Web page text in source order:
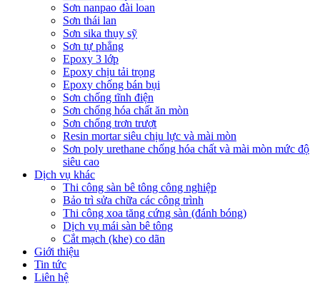
Sơn nanpao đài loan
Sơn thái lan
Sơn sika thụy sỹ
Sơn tự phẳng
Epoxy 3 lớp
Epoxy chịu tải trọng
Epoxy chống bán bụi
Sơn chống tĩnh điện
Sơn chống hóa chất ăn mòn
Sơn chống trơn trượt
Resin mortar siêu chịu lực và mài mòn
Sơn poly urethane chống hóa chất và mài mòn mức độ
siêu cao
Dịch vụ khác
Thi công sàn bê tông công nghiệp
Bảo trì sửa chữa các công trình
Thi công xoa tăng cứng sàn (đánh bóng)
Dịch vụ mái sàn bê tông
Cắt mạch (khe) co dãn
Giới thiệu
Tin tức
Liên hệ